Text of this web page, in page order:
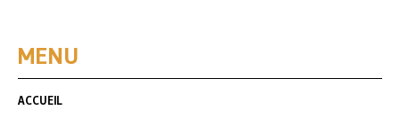
MENU
ACCUEIL